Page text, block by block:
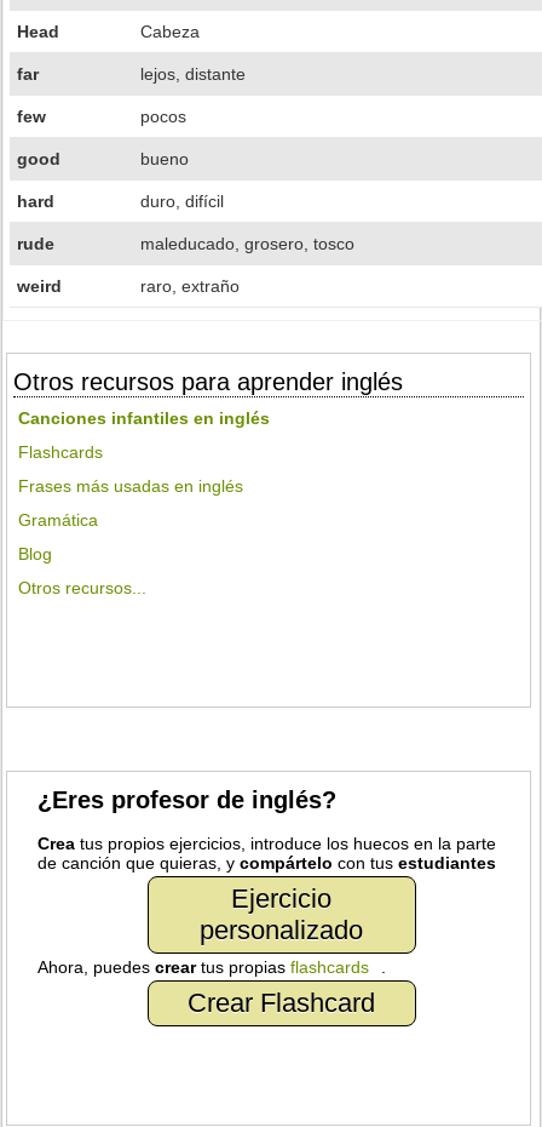
Head Cabeza
far lejos, distante
few pocos
good bueno
hard duro, difícil
rude maleducado, grosero, tosco
weird raro, extraño
Otros recursos para aprender inglés
Canciones infantiles en inglés
Flashcards
Frases más usadas en inglés
Gramática
Blog
Otros recursos...
¿Eres profesor de inglés?
Crea tus propios ejercicios, introduce los huecos en la parte
de canción que quieras, ycompártelo con tusestudiantes
Ejercicio
personalizado
Ahora, puedescreartus propiasflashcards
Crear Flashcard